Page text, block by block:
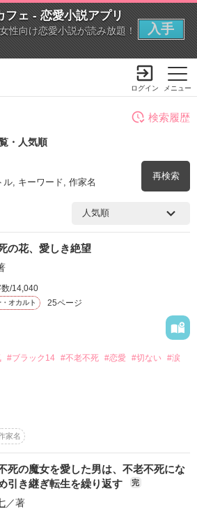
フェ - 恋愛小説アプリ
性向け恋愛小説が読み放題！
入手
メニュー
ログイン
・人気順
ル, キーワード, 作家名
再検索
検索履歴
の花、愛しき絶望
/14,040
オカルト 25ページ
#ブラック14 #不老不死 #恋愛 #切ない #涙
家名
死の魔女を愛した男は、不老不死にな
引き継ぎ転生を繰り返す
完
／著